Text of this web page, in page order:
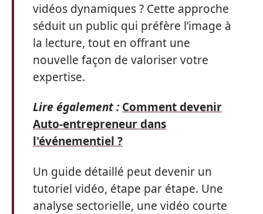
vidéos dynamiques ? Cette approche
séduit un public qui préfère l’image à
la lecture, tout en offrant une
nouvelle façon de valoriser votre
expertise.
Lire également : Comment devenir
Auto-entrepreneur dans
l'événementiel ?
Un guide détaillé peut devenir un
tutoriel vidéo, étape par étape. Une
analyse sectorielle, une vidéo courte